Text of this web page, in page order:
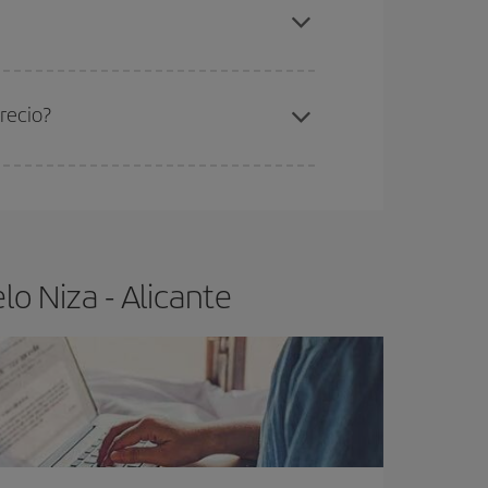
Niza - Alicante